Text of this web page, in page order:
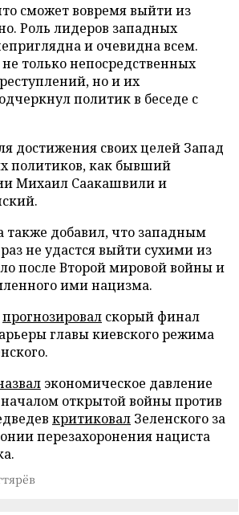
сможет вовремя выйти из
Роль лидеров западных
и очевидна всем.
только непосредственных
но и их
политик в беседе с
достижения своих целей Запад
политиков, как бывший
Михаил Саакашвили и
также добавил, что западным
не удастся выйти сухими из
после Второй мировой войны и
ими нацизма.
прогнозировал скорый финал
главы киевского режима
экономическое давление
открытой войны против
критиковал Зеленского за
перезахоронения нациста